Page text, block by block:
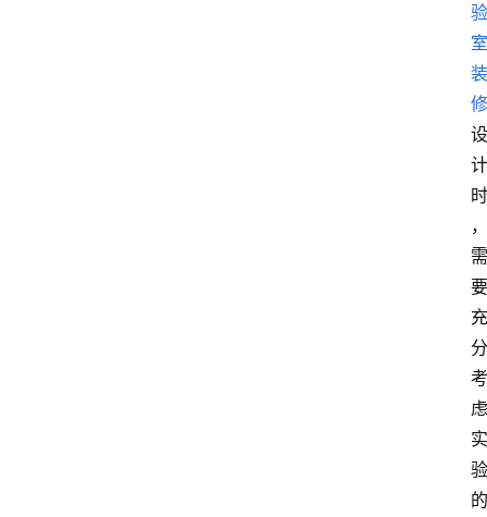
验
室
装
修
设
计
时
，
需
要
充
分
考
虑
实
验
的